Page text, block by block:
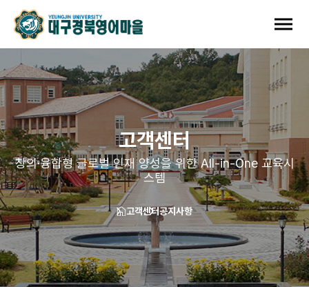
고객센터
창의·융합형 글로벌 인재 양성을 위한 All-in-One 교육시
스템
고객센터공지사항